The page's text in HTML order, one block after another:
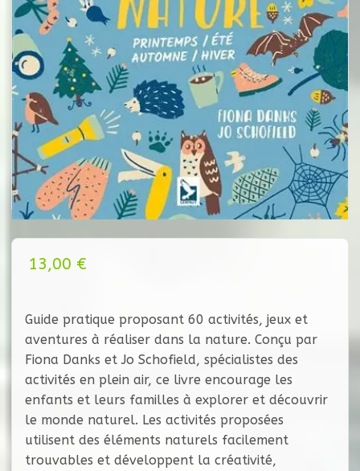
13,00 €
Guide pratique proposant 60 activités, jeux et
aventures à réaliser dans la nature. Conçu par
Fiona Danks et Jo Schofield, spécialistes des
activités en plein air, ce livre encourage les
enfants et leurs familles à explorer et découvrir
le monde naturel. Les activités proposées
utilisent des éléments naturels facilement
trouvables et développent la créativité,